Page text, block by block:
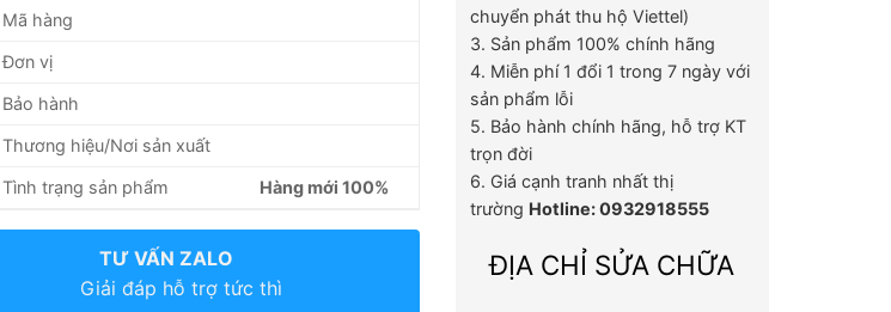
Mã hàng
Đơn vị
Bảo hành
Thương hiệu/Nơi sản xuất
Tình trạng sản phẩm Hàng mới 100%
TƯ VẤN ZALO
Giải đáp hỗ trợ tức thì
chuyển phát thu hộ Viettel)
3. Sản phẩm 100% chính hãng
4. Miễn phí 1 đổi 1 trong 7 ngày với
sản phẩm lỗi
5. Bảo hành chính hãng, hỗ trợ KT
trọn đời
6. Giá cạnh tranh nhất thị
trường Hotline: 0932918555
ĐỊA CHỈ SỬA CHỮA